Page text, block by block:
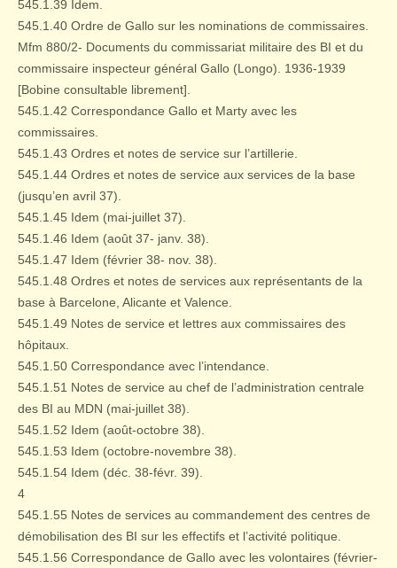
545.1.39 Idem.
545.1.40 Ordre de Gallo sur les nominations de commissaires.
Mfm 880/2- Documents du commissariat militaire des BI et du
commissaire inspecteur général Gallo (Longo). 1936-1939
[Bobine consultable librement].
545.1.42 Correspondance Gallo et Marty avec les
commissaires.
545.1.43 Ordres et notes de service sur l’artillerie.
545.1.44 Ordres et notes de service aux services de la base
(jusqu’en avril 37).
545.1.45 Idem (mai-juillet 37).
545.1.46 Idem (août 37- janv. 38).
545.1.47 Idem (février 38- nov. 38).
545.1.48 Ordres et notes de services aux représentants de la
base à Barcelone, Alicante et Valence.
545.1.49 Notes de service et lettres aux commissaires des
hôpitaux.
545.1.50 Correspondance avec l’intendance.
545.1.51 Notes de service au chef de l’administration centrale
des BI au MDN (mai-juillet 38).
545.1.52 Idem (août-octobre 38).
545.1.53 Idem (octobre-novembre 38).
545.1.54 Idem (déc. 38-févr. 39).
4
545.1.55 Notes de services au commandement des centres de
démobilisation des BI sur les effectifs et l’activité politique.
545.1.56 Correspondance de Gallo avec les volontaires (février-